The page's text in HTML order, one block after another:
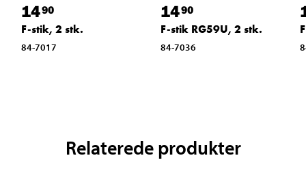
1490
F-stik, 2 stk.
84-7017
1490
F-stik RG59U, 2 stk.
84-7036
Relaterede produkter